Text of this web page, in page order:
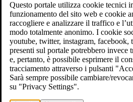
Questo portale utilizza cookie tecnici
funzionamento del sito web e cookie
raccogliere e analizzare il traffico e
modo totalmente anonimo. I cookie
youtube, twitter, instagram, facebook,
presenti sul portale potrebbero invece
e, pertanto, è possibile esprimere il
tracciamento attraverso i pulsanti
Sarà sempre possibile cambiare/
su "Privacy Settings".